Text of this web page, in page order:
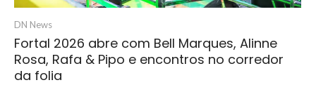
DN News
Fortal 2026 abre com Bell Marques, Alinne
Rosa, Rafa & Pipo e encontros no corredor
da folia